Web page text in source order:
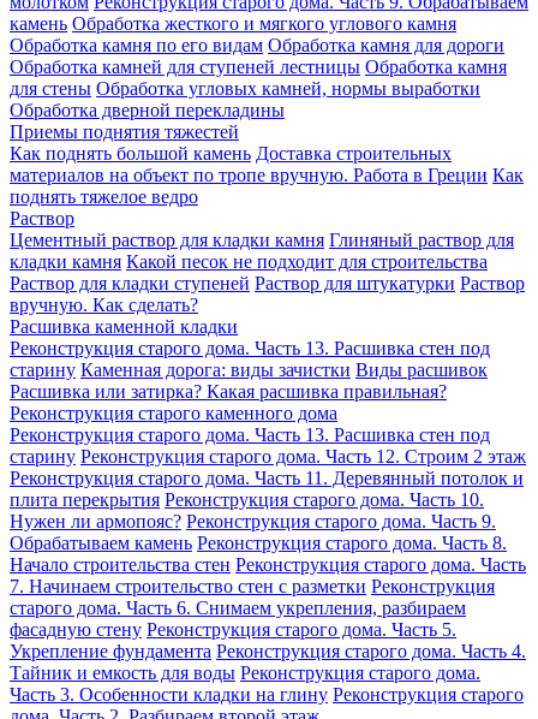
камень Обработка жесткого и мягкого углового камня
Обработка камня по его видам Обработка камня для дороги
Обработка камней для ступеней лестницы Обработка камня
для стены Обработка угловых камней, нормы выработки
Обработка дверной перекладины
Приемы поднятия тяжестей
Как поднять большой камень Доставка строительных
материалов на объект по тропе вручную. Работа в Греции Как
поднять тяжелое ведро
Раствор
Цементный раствор для кладки камня Глиняный раствор для
кладки камня Какой песок не подходит для строительства
Раствор для кладки ступеней Раствор для штукатурки Раствор
вручную. Как сделать?
Расшивка каменной кладки
Реконструкция старого дома. Часть 13. Расшивка стен под
старину Каменная дорога: виды зачистки Виды расшивок
Расшивка или затирка? Какая расшивка правильная?
Реконструкция старого каменного дома
Реконструкция старого дома. Часть 13. Расшивка стен под
старину Реконструкция старого дома. Часть 12. Строим 2 этаж
Реконструкция старого дома. Часть 11. Деревянный потолок и
плита перекрытия Реконструкция старого дома. Часть 10.
Нужен ли армопояс? Реконструкция старого дома. Часть 9.
Обрабатываем камень Реконструкция старого дома. Часть 8.
Начало строительства стен Реконструкция старого дома. Часть
7. Начинаем строительство стен с разметки Реконструкция
старого дома. Часть 6. Снимаем укрепления, разбираем
фасадную стену Реконструкция старого дома. Часть 5.
Укрепление фундамента Реконструкция старого дома. Часть 4.
Тайник и емкость для воды Реконструкция старого дома.
Часть 3. Особенности кладки на глину Реконструкция старого